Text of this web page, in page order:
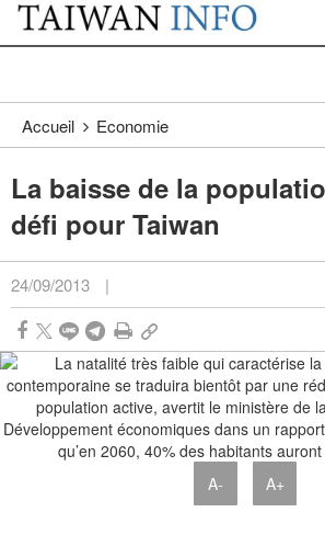
Passer au contenu principal
:::
Accueil Economie
La baisse de la
défi pour Taiwan
24/09/2013 |
A- A+